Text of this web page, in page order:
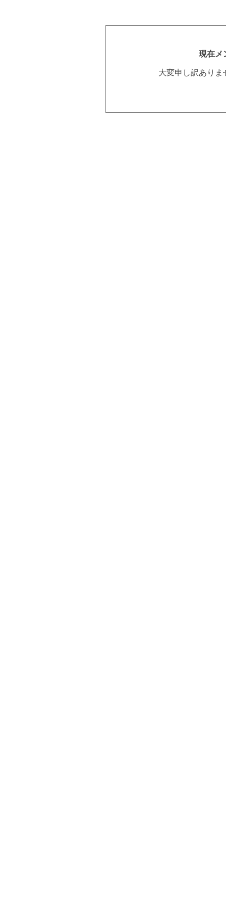
現在メ
大変申し訳あり